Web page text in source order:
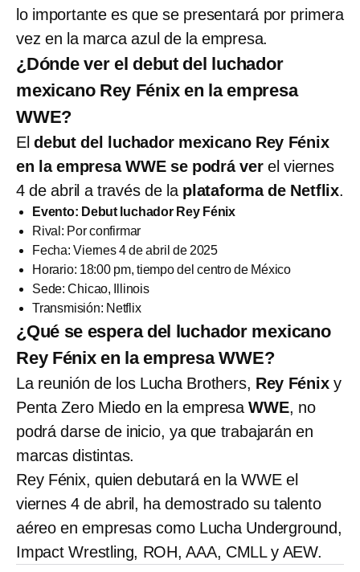
lo importante es que se presentará por primera
vez en la marca azul de la empresa.
¿Dónde ver el debut del luchador
mexicano Rey Fénix en la empresa
WWE?
El debut del luchador mexicano Rey Fénix
en la empresa WWE se podrá verel viernes
4 de abril a través de la plataforma de Netflix.
Evento: Debut luchador Rey Fénix
Rival: Por confirmar
Fecha: Viernes 4 de abril de 2025
Horario: 18:00 pm, tiempo del centro de México
Sede: Chicao, Illinois
Transmisión: Netflix
¿Qué se espera del luchador mexicano
Rey Fénix en la empresa WWE?
La reunión de los Lucha Brothers, Rey Fénixy
Penta Zero Miedo en la empresaWWE, no
podrá darse de inicio, ya que trabajarán en
marcas distintas.
Rey Fénix, quien debutará en la WWE el
viernes 4 de abril, ha demostrado su talento
aéreo en empresas como Lucha Underground,
Impact Wrestling, ROH, AAA, CMLL y AEW.